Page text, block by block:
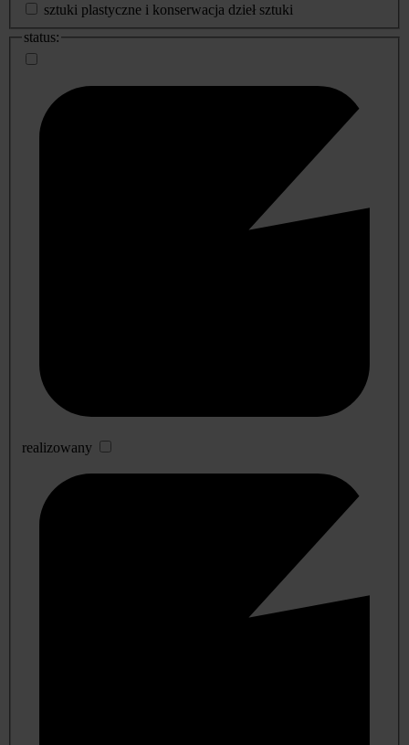
sztuki plastyczne i konserwacja dzieł sztuki
status:
realizowany